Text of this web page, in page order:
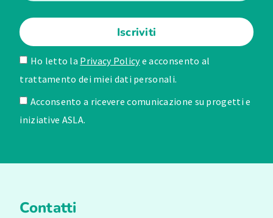
Ho letto la Privacy Policye acconsento al
trattamento dei miei dati personali.
Acconsento a ricevere comunicazione su progetti e
iniziative ASLA.
Iscriviti
Contatti